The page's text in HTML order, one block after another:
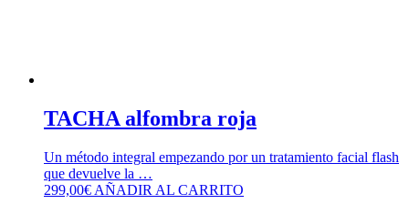
TACHA alfombra roja
Un método integral empezando por un tratamiento facial flash
que devuelve la …
299,00€ AÑADIR AL CARRITO